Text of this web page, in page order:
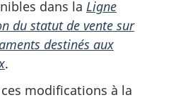
dans la Ligne
du statut de vente sur
destinés aux
.
modifications à la